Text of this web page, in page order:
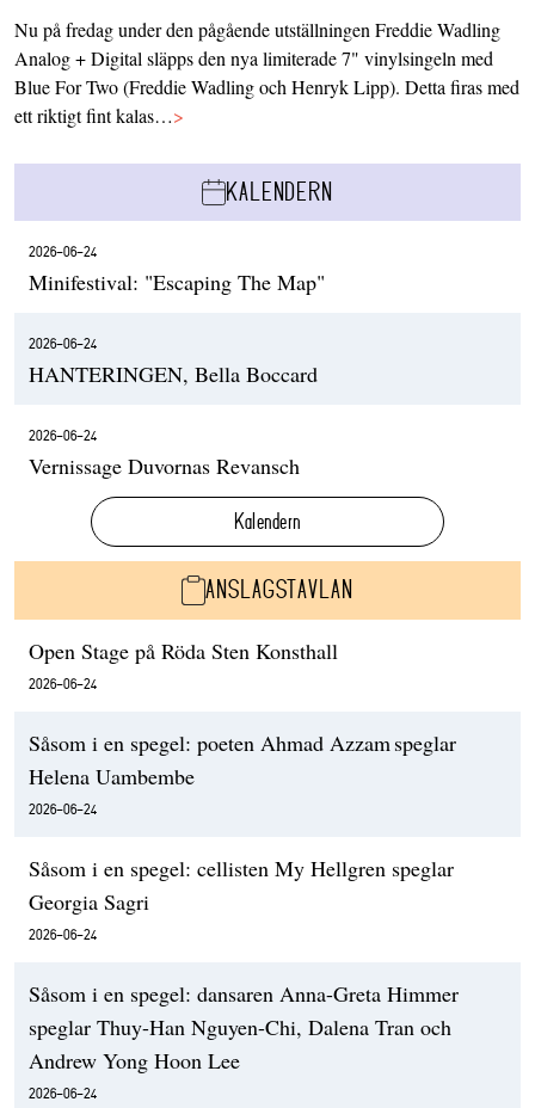
Nu på fredag under den pågående utställningen Freddie Wadling
Analog + Digital släpps den nya limiterade 7" vinylsingeln med
Blue For Two (Freddie Wadling och Henryk Lipp). Detta firas med
ett riktigt fint kalas…>
KALENDERN
2026-06-24
Minifestival: "Escaping The Map"
2026-06-24
HANTERINGEN, Bella Boccard
2026-06-24
Vernissage Duvornas Revansch
Kalendern
ANSLAGSTAVLAN
Open Stage på Röda Sten Konsthall
2026-06-24
Såsom i en spegel: poeten Ahmad Azzam speglar
Helena Uambembe
2026-06-24
Såsom i en spegel: cellisten My Hellgren speglar
Georgia Sagri
2026-06-24
Såsom i en spegel: dansaren Anna-Greta Himmer
speglar Thuy-Han Nguyen-Chi, Dalena Tran och
Andrew Yong Hoon Lee
2026-06-24